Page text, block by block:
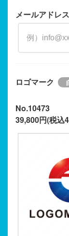
メールアドレス
ロゴマーク
No.10473
39,800円(税込